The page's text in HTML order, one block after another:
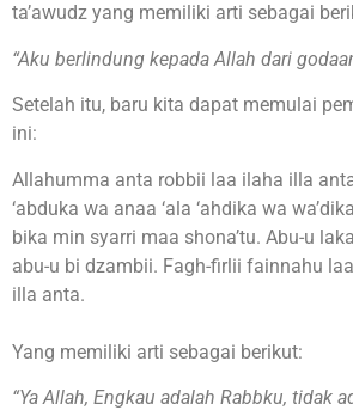
ta’awudz yang memiliki arti sebagai
“Aku berlindung kepada Allah dari
Setelah itu, baru kita dapat memulai
ini:
Allahumma anta robbii laa ilaha illa
‘abduka wa anaa ‘ala ‘ahdika wa
bika min syarri maa shona’tu. Abu-u
abu-u bi dzambii. Fagh-firlii fainnahu
illa anta.
Yang memiliki arti sebagai berikut:
“Ya Allah, Engkau adalah Rabbku, tidak